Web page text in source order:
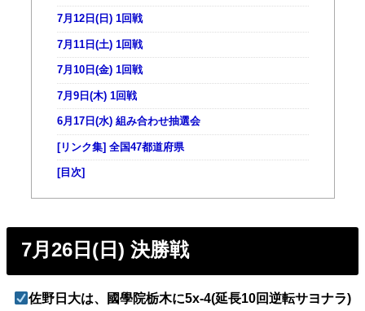
7月12日(日) 1回戦
7月11日(土) 1回戦
7月10日(金) 1回戦
7月9日(木) 1回戦
6月17日(水) 組み合わせ抽選会
[リンク集] 全国47都道府県
[目次]
7月26日(日) 決勝戦
佐野日大は、國學院栃木に5x-4(延長10回逆転サヨナラ)